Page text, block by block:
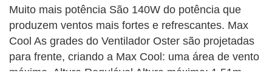
Muito mais potência São 140W do potência que
produzem ventos mais fortes e refrescantes. Max
Cool As grades do Ventilador Oster são projetadas
para frente, criando a Max Cool: uma área de vento
máximo. Altura Regulável Altura máxima: 1.51m